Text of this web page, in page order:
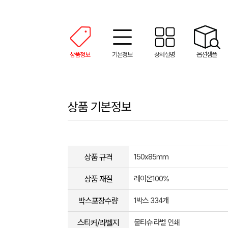
상품정보 기본정보 상세설명 옵션샘플
상품 기본정보
상품 규격 150x85mm
상품 재질 레이온100%
박스포장수량 1박스 334개
스티커/라벨지 물티슈 라벨 인쇄